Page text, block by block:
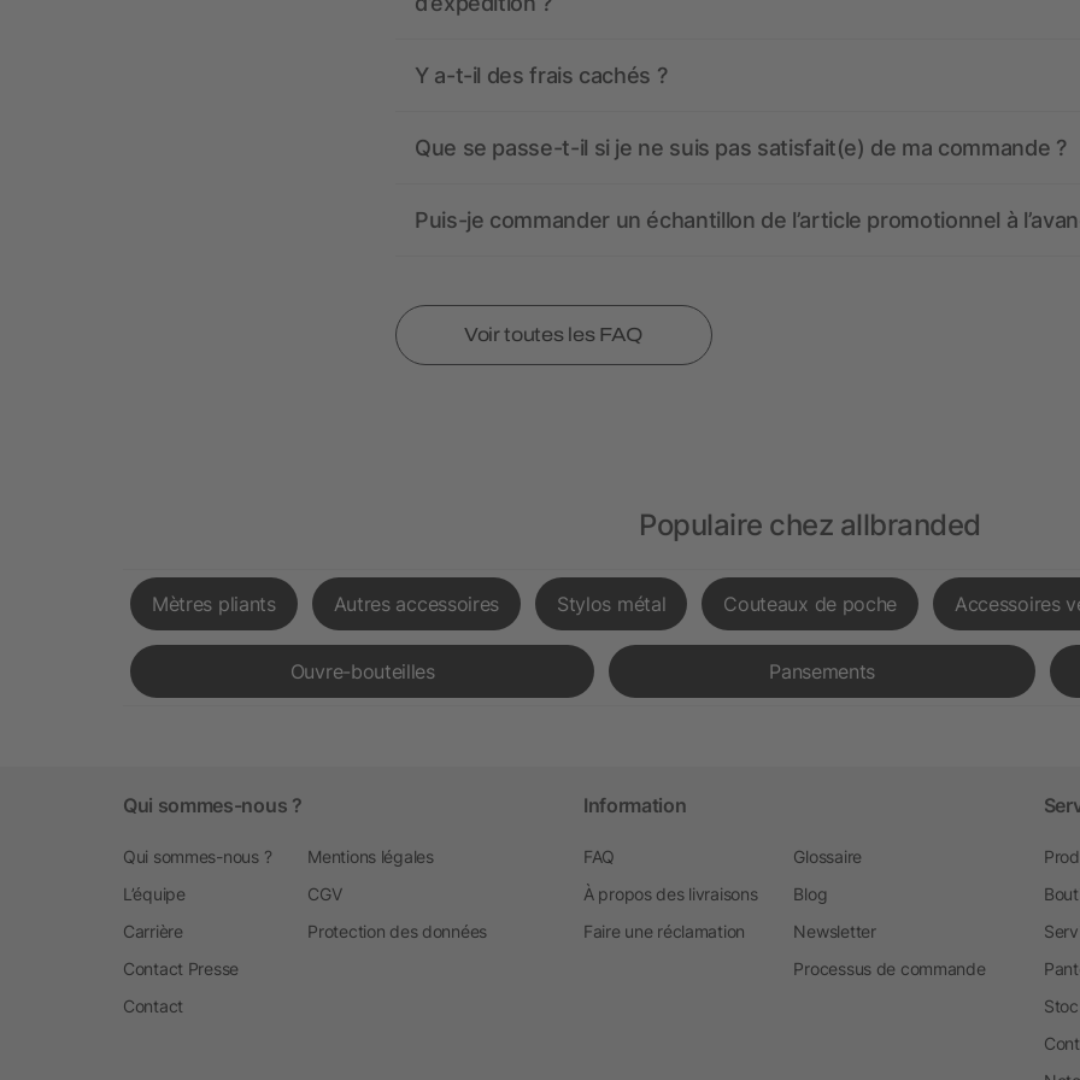
Y a-t-il des frais cachés ?
Que se passe-t-il si je ne suis pas satisfait(e) de ma commande ?
Puis-je commander un échantillon de l’article promotionnel à
Voir toutes les FAQ
Populaire chez allbranded
Mètres pliants Autres accessoires Stylos métal Couteaux de poche Accessoires
Ouvre-bouteilles Pansements
Qui sommes-nous ?
Qui sommes-nous ?
L’équipe
Carrière
Contact Presse
Contact
Mentions légales
CGV
Protection des données
Information
FAQ
À propos des livraisons
Faire une réclamation
Glossaire
Blog
Newsletter
Processus de commande